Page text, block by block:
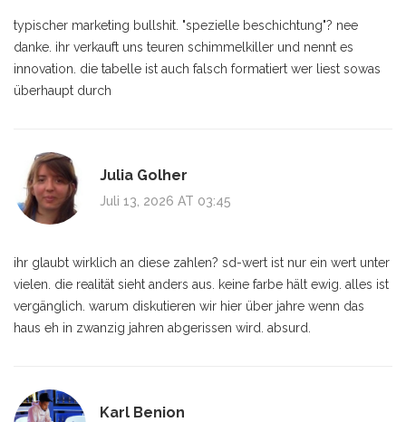
typischer marketing bullshit. "spezielle beschichtung"? nee
danke. ihr verkauft uns teuren schimmelkiller und nennt es
innovation. die tabelle ist auch falsch formatiert wer liest sowas
überhaupt durch
Julia Golher
Juli 13, 2026 AT 03:45
ihr glaubt wirklich an diese zahlen? sd-wert ist nur ein wert unter
vielen. die realität sieht anders aus. keine farbe hält ewig. alles ist
vergänglich. warum diskutieren wir hier über jahre wenn das
haus eh in zwanzig jahren abgerissen wird. absurd.
Karl Benion